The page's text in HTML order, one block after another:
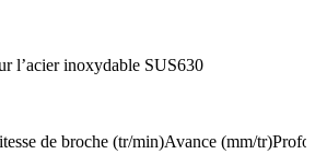
l’acier inoxydable SUS630
de broche (tr/min)Avance (mm/tr)